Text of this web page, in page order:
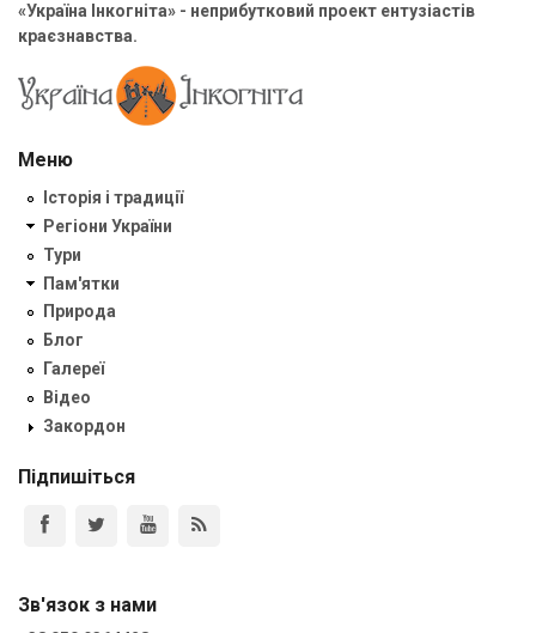
«Україна Інкогніта» - неприбутковий проект ентузіастів
краєзнавства.
Меню
Історія і традиції
Регіони України
Тури
Пам'ятки
Природа
Блог
Галереї
Відео
Закордон
Підпишіться
Зв'язок з нами